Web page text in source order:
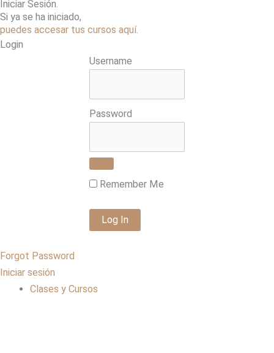
Iniciar Sesión.
Si ya se ha iniciado,
puedes accesar tus cursos aquí.
Login
Username
Password
Remember Me
Forgot Password
Iniciar sesión
Clases y Cursos